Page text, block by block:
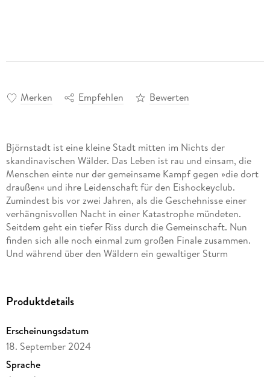
Merken Empfehlen Bewerten
Björnstadt ist eine kleine Stadt mitten im Nichts der
skandinavischen Wälder. Das Leben ist rau und einsam, die
Menschen einte nur der gemeinsame Kampf gegen »die dort
draußen« und ihre Leidenschaft für den Eishockeyclub.
Zumindest bis vor zwei Jahren, als die Geschehnisse einer
verhängnisvollen Nacht in einer Katastrophe mündeten.
Seitdem geht ein tiefer Riss durch die Gemeinschaft. Nun
finden sich alle noch einmal zum großen Finale zusammen.
Und während über den Wäldern ein gewaltiger Sturm
Produktdetails
Erscheinungsdatum
18. September 2024
Sprache